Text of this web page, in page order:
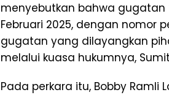
menyebutkan bahwa
Februari 2025, dengan nomor
gugatan yang dilayangkan
melalui kuasa hukumnya,
Pada perkara itu, Bobby Ramli